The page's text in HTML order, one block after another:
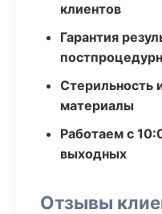
клиентов
Гарантия
Стерильность
материалы
Работаем с
выходных
Отзывы